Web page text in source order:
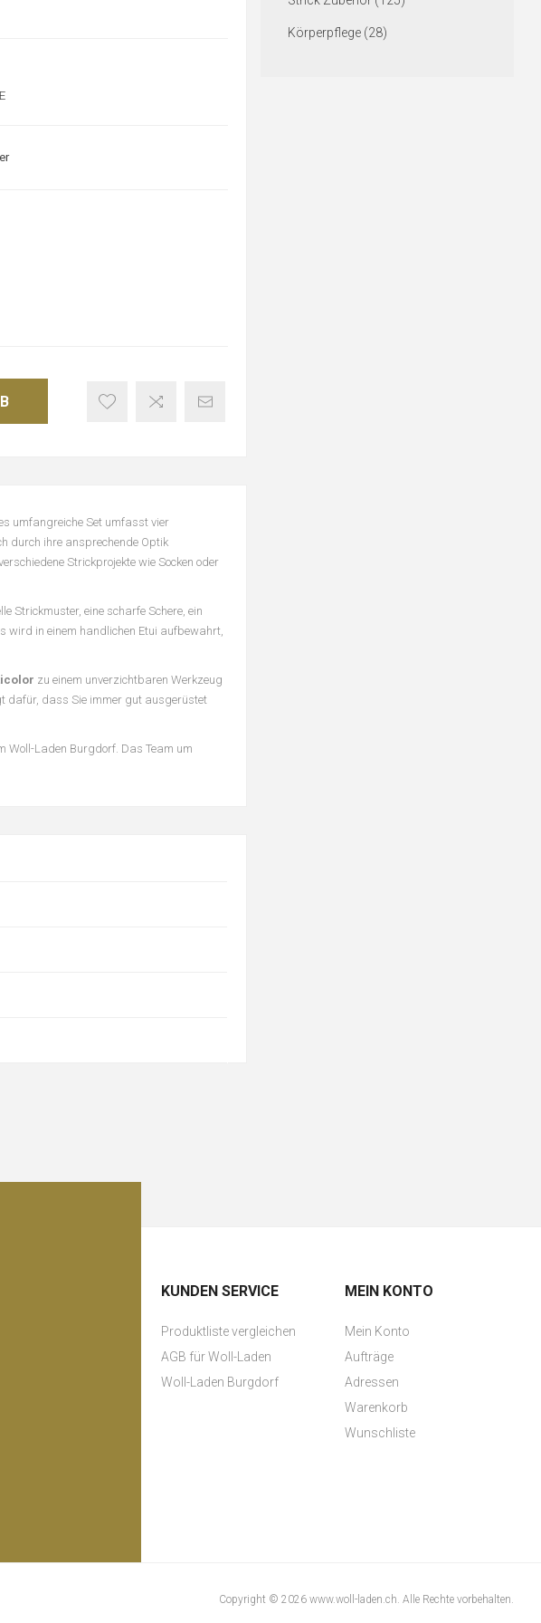
umfangreiche Set umfasst vier
durch ihre ansprechende Optik
Strickprojekte wie Socken oder
Strickmuster, eine scharfe Schere, ein
wird in einem handlichen Etui aufbewahrt,
zu einem unverzichtbaren Werkzeug
dafür, dass Sie immer gut ausgerüstet
Woll-Laden Burgdorf. Das Team um
Körperpflege (28)
KUNDEN SERVICE
Produktliste vergleichen
AGB für Woll-Laden
Woll-Laden Burgdorf
MEIN KONTO
Mein Konto
Aufträge
Adressen
Warenkorb
Wunschliste
Copyright © 2026 www.woll-laden.ch. Alle Rechte vorbehalten.